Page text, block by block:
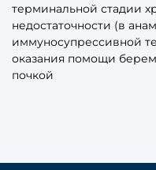
терминальной стадии
недостаточности (в
иммуносупрессивной
оказания помощи
почкой